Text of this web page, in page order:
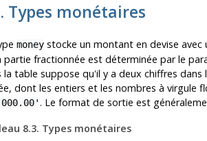
Types monétaires
moneystocke un montant en devise avec
partie fractionnée est déterminée par le
la table suppose qu'il y a deux chiffres
dont les entiers et les nombres à virgule
. Le format de sortie est
8.3. Types monétaires